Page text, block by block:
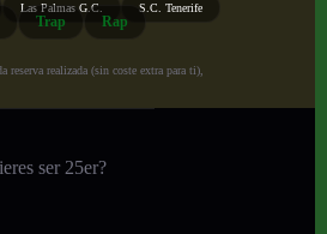
Las Palmas G.C. S.C. Tenerife
Trap Rap
realizada (sin coste extra para ti),
ser 25er?